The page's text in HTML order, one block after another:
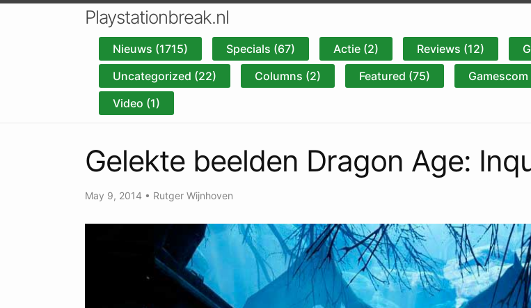
Playstationbreak.nl
Nieuws (1715) Specials (67) Actie (2) Reviews (12)
Uncategorized (22)
Columns (2) Featured (75)
Video (1)
Gelekte beelden Dragon Age:
May 9, 2014 • Rutger Wijnhoven